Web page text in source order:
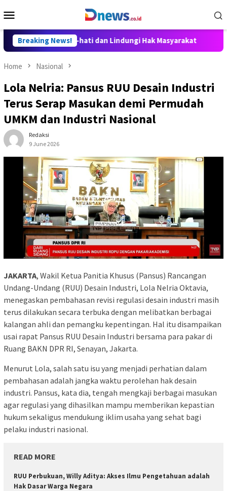
to
Menu
Breaking News!
Hati-hati dan Lindungi Hak Masyarakat Dosen
Home Nasional
Lola Nelria: Pansus RUU Desain Industri
Terus Serap Masukan demi Permudah
UMKM dan Industri Nasional
Redaksi
9 June 2026
JAKARTA, Wakil Ketua Panitia Khusus (Pansus) Rancangan
Undang-Undang (RUU) Desain Industri, Lola Nelria Oktavia,
menegaskan pembahasan revisi regulasi desain industri masih
terus dilakukan secara terbuka dengan melibatkan berbagai
kalangan ahli dan pemangku kepentingan. Hal itu disampaikan
usai rapat Pansus RUU Desain Industri bersama para pakar di
Ruang BAKN DPR RI, Senayan, Jakarta.
Menurut Lola, salah satu isu yang menjadi perhatian dalam
pembahasan adalah jangka waktu perolehan hak desain
industri. Pansus, kata dia, tengah mengkaji berbagai masukan
agar regulasi yang dihasilkan mampu memberikan kepastian
hukum sekaligus mendukung iklim usaha yang sehat bagi
pelaku industri nasional.
READ MORE
RUU Perbukuan, Willy Aditya: Akses Ilmu Pengetahuan adalah
Hak Dasar Warga Negara